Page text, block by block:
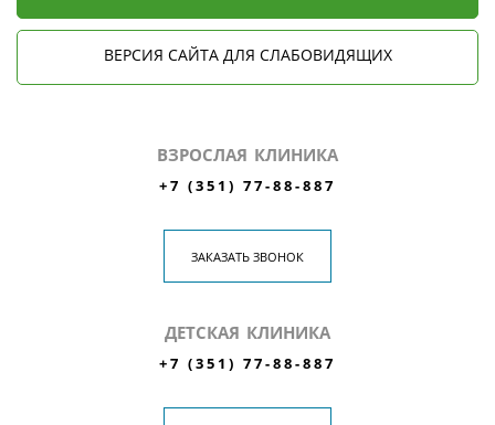
ВЕРСИЯ САЙТА ДЛЯ СЛАБОВИДЯЩИХ
ВЗРОСЛАЯ КЛИНИКА
+7 (351) 77-88-887
ЗАКАЗАТЬ ЗВОНОК
ДЕТСКАЯ КЛИНИКА
+7 (351) 77-88-887